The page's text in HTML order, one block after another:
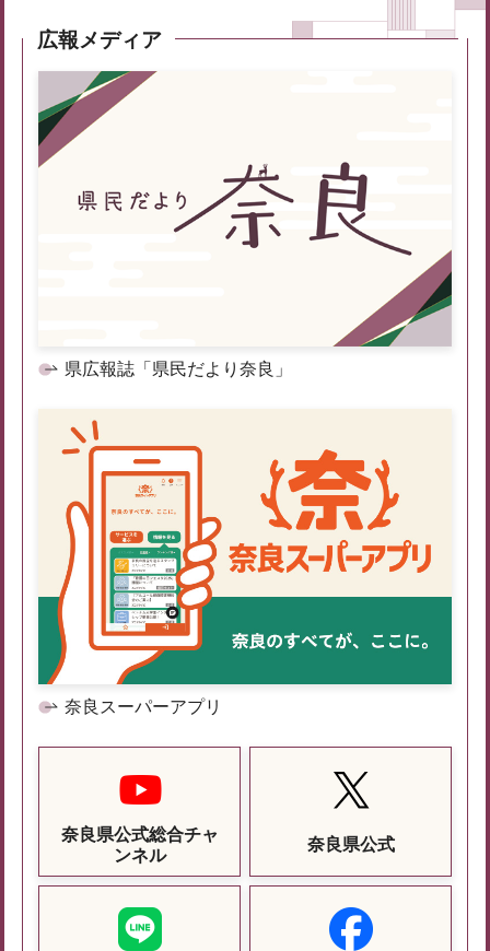
広報メディア
県広報誌「県民だより奈良」
奈良スーパーアプリ
奈良県公式総合チャ
ンネル
奈良県公式